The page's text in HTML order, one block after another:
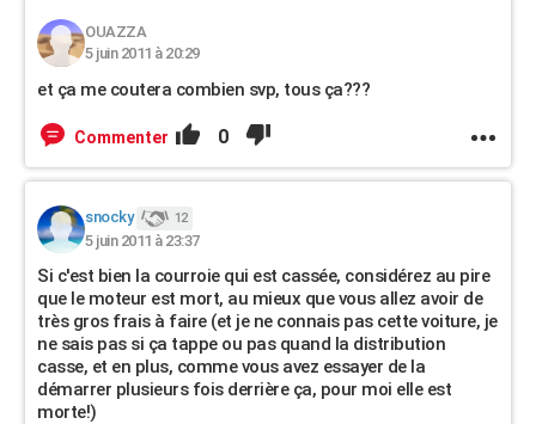
OUAZZA
5 juin 2011 à 20:29
et ça me coutera combien svp, tous ça???
Commenter 0
snocky 12
5 juin 2011 à 23:37
Si c'est bien la courroie qui est cassée, considérez au pire
que le moteur est mort, au mieux que vous allez avoir de
très gros frais à faire (et je ne connais pas cette voiture, je
ne sais pas si ça tappe ou pas quand la distribution
casse, et en plus, comme vous avez essayer de la
démarrer plusieurs fois derrière ça, pour moi elle est
morte!)